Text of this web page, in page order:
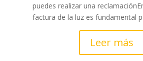
puedes realizar una
factura de la luz es fundamental
Leer más